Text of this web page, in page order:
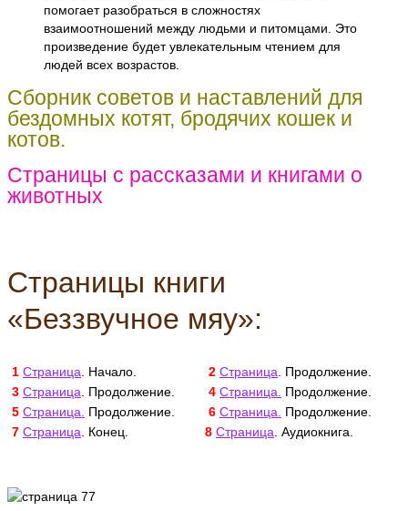
помогает разобраться в сложностях
взаимоотношений между людьми и питомцами. Это
произведение будет увлекательным чтением для
людей всех возрастов.
Сборник советов и наставлений для
бездомных котят, бродячих кошек и
котов.
Страницы с рассказами и книгами о
животных
Страницы книги
«Беззвучное мяу»:
1 Страница . Начало. 2 Страница . Продолжение.
3 Страница . Продолжение. 4 Страница.
Продолжение.
5 Страница. Продолжение. 6 Страница.
Продолжение.
7 Страница . Конец. 8 Страница . Аудиокнига.